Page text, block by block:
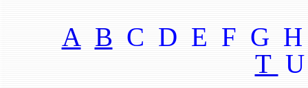
A B C D E F G
T